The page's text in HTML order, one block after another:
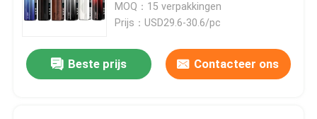
MOQ：15 verpakkingen
Prijs：USD29.6-30.6/pc
Beste prijs Contacteer ons